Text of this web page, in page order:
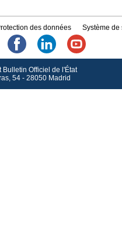
des données Système de
Bulletin Officiel de l'État
54 - 28050 Madrid